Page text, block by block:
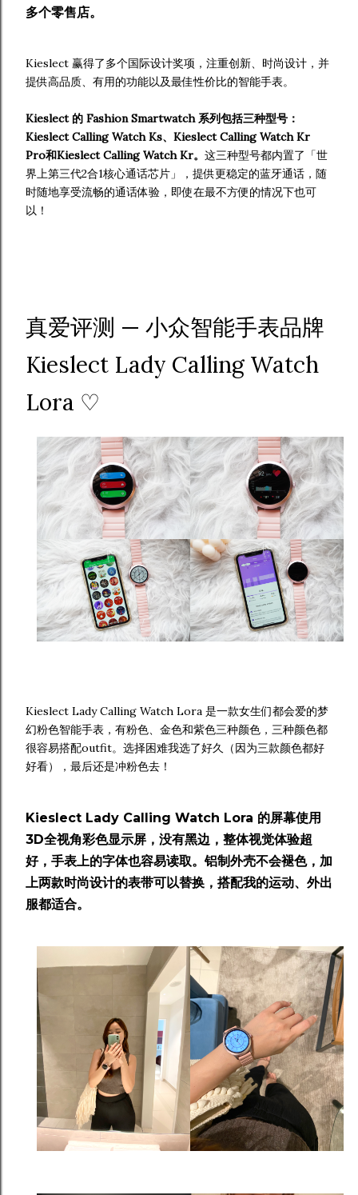
多个零售店。
Kieslect 赢得了多个国际设计奖项，注重创新、时尚设计，并
提供高品质、有用的功能以及最佳性价比的智能手表。
Kieslect 的 Fashion Smartwatch 系列包括三种型号：
Kieslect Calling Watch Ks、Kieslect Calling Watch Kr
Pro和Kieslect Calling Watch Kr。 这三种型号都内置了「世
界上第三代2合1核心通话芯片」，提供更稳定的蓝牙通话，随
时随地享受流畅的通话体验，即使在最不方便的情况下也可
以！
真爱评测 — 小众智能手表品牌
Kieslect Lady Calling Watch
Lora ♡
Kieslect Lady Calling Watch Lora 是一款女生们都会爱的梦
幻粉色智能手表，有粉色、金色和紫色三种颜色，三种颜色都
很容易搭配outfit。选择困难我选了好久（因为三款颜色都好
好看），最后还是冲粉色去！
Kieslect Lady Calling Watch Lora 的屏幕使用
3D全视角彩色显示屏，没有黑边，整体视觉体验超
好，手表上的字体也容易读取。铝制外壳不会褪色，加
上两款时尚设计的表带可以替换，搭配我的运动、外出
服都适合。